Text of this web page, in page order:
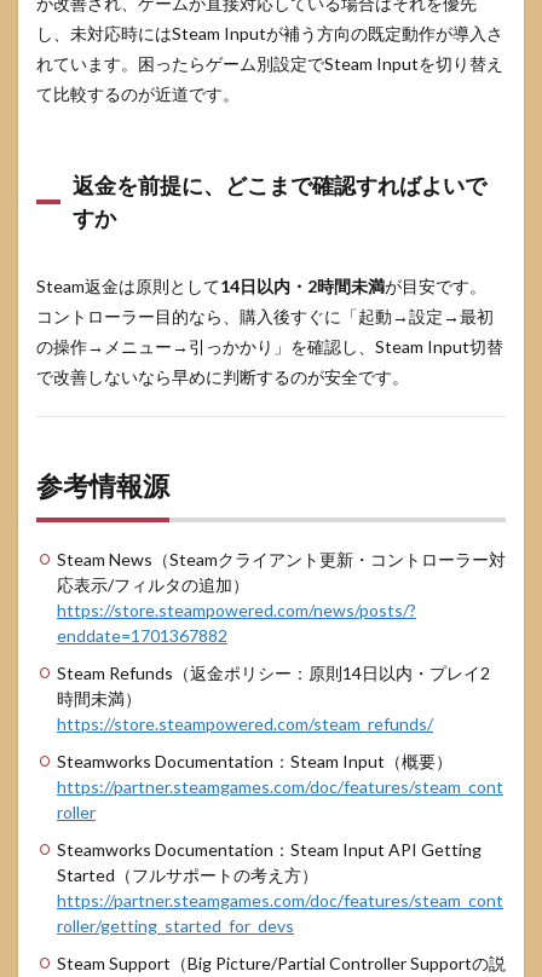
し、未対応時にはSteam Inputが補う方向の既定動作が導入さ
れています。困ったらゲーム別設定でSteam Inputを切り替え
て比較するのが近道です。
返金を前提に、どこまで確認すればよいで
すか
Steam返金は原則として14日以内・2時間未満が目安です。
コントローラー目的なら、購入後すぐに「起動→設定→最初
の操作→メニュー→引っかかり」を確認し、Steam Input切替
で改善しないなら早めに判断するのが安全です。
参考情報源
Steam News（Steamクライアント更新・コントローラー対
応表示/フィルタの追加）
https://store.steampowered.com/news/posts/?
enddate=1701367882
Steam Refunds（返金ポリシー：原則14日以内・プレイ2
時間未満）
https://store.steampowered.com/steam_refunds/
Steamworks Documentation：Steam Input（概要）
https://partner.steamgames.com/doc/features/steam_cont
roller
Steamworks Documentation：Steam Input API Getting
Started（フルサポートの考え方）
https://partner.steamgames.com/doc/features/steam_cont
roller/getting_started_for_devs
Steam Support（Big Picture/Partial Controller Supportの説